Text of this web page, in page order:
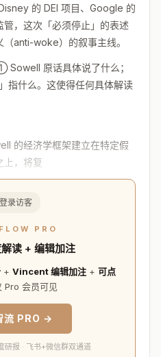
的 DEI 项目、Google 的
，这次「必须停止」的表述
anti-woke）的叙事主线。
原话具体说了什么；
什么。这使得任何具体解读
的经济学框架建立在特定假
上，将复
录访客
PRO
读 + 编辑加注
+ Vincent 编辑加注 + 可点
Pro 会员可见
流 PRO →
研报 · 飞书+微信群双通道